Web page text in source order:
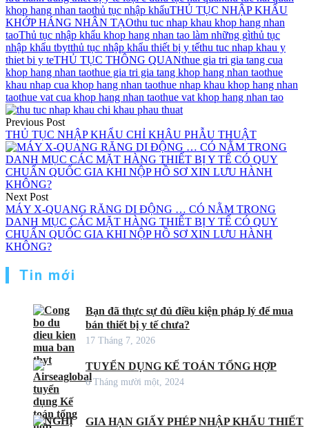
khop hang nhan taothủ tục nhập khẩuTHỦ TỤC NHẬP KHẨU
KHỚP HÁNG NHÂN TẠOthu tuc nhap khau khop hang nhan
taoThủ tục nhập khẩu khop hang nhan tao làm những gìthủ tục
nhập khẩu tbytthủ tục nhập khẩu thiết bị y tếthu tuc nhap khau y
thiet bi y teTHỦ TỤC THÔNG QUANthue gia tri gia tang cua
khop hang nhan taothue gia tri gia tang khop hang nhan taothue
khau nhap cua khop hang nhan taothue nhap khau khop hang nhan
taothue vat cua khop hang nhan taothue vat khop hang nhan tao
Điều
hướng
bài
viết
Previous Post
THỦ TỤC NHẬP KHẨU CHỈ KHÂU PHẪU THUẬT
Next Post
MÁY X-QUANG RĂNG DI ĐỘNG … CÓ NẰM TRONG
DANH MỤC CÁC MẶT HÀNG THIẾT BỊ Y TẾ CÓ QUY
CHUẨN QUỐC GIA KHI NỘP HỒ SƠ XIN LƯU HÀNH
KHÔNG?
Tin mới
Bạn đã thực sự đủ điều kiện pháp lý để mua
bán thiết bị y tế chưa?
17 Tháng 7, 2026
TUYỂN DỤNG KẾ TOÁN TỔNG HỢP
6 Tháng mười một, 2024
GIA HẠN GIẤY PHÉP NHẬP KHẨU THIẾT